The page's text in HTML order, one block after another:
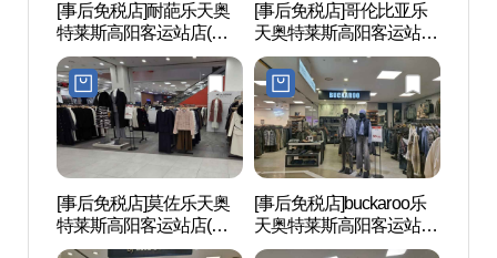
[事后免税店]耐葩乐天奥
特莱斯高阳客运站店(네
파 롯데아울렛 고양터미
널점)
[事后免税店]哥伦比亚乐
天奥特莱斯高阳客运站店
(컬럼비아 롯데아울렛 고
양터미널점)
[事后免税店]莫佐乐天奥
特莱斯高阳客运站店(모
조에스핀 롯데아울 고양
[事后免税店]buckaroo乐
天奥特莱斯高阳客运站店
(버커루 롯데아울렛 고양